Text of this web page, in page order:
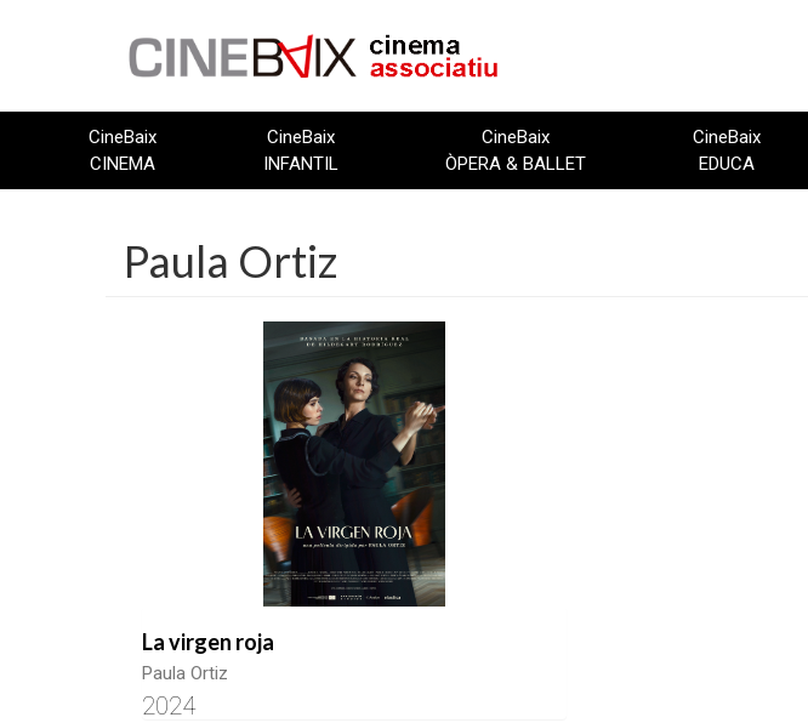
CineBaix
CINEMA
CineBaix
INFANTIL
CineBaix
ÒPERA & BALLET
CineBaix
EDUCA
Paula Ortiz
La virgen roja
Paula Ortiz
2024